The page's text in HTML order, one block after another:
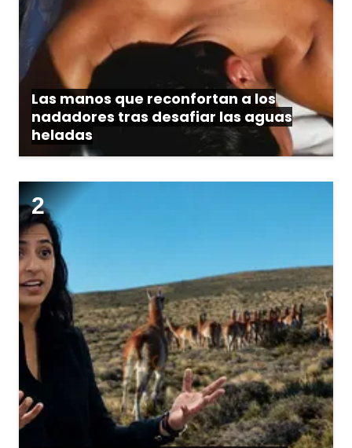
Las manos que reconfortan a los
nadadores tras desafiar las aguas
heladas